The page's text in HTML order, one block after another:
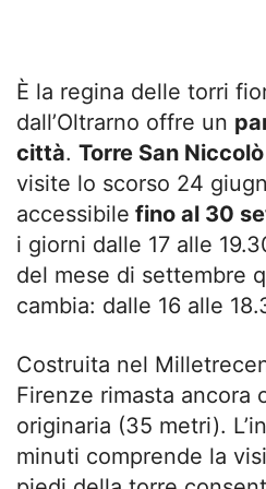
È la regina delle torri
dall’Oltrarno offre un
città. Torre San Niccolò
visite lo scorso 24
accessibile fino al 30
i giorni dalle 17 alle
del mese di settembre
cambia: dalle 16 alle
Costruita nel
Firenze rimasta ancora
originaria (35 metri).
minuti comprende la